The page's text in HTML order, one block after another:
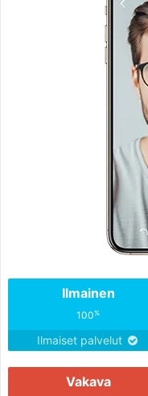
Ilmainen
100%
Ilmaiset palvelut
Vakava